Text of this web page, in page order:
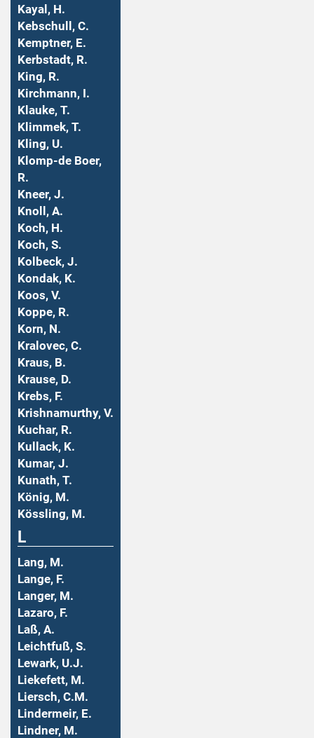
Kayal, H.
Kebschull, C.
Kemptner, E.
Kerbstadt, R.
King, R.
Kirchmann, I.
Klauke, T.
Klimmek, T.
Kling, U.
Klomp-de Boer,
R.
Kneer, J.
Knoll, A.
Koch, H.
Koch, S.
Kolbeck, J.
Kondak, K.
Koos, V.
Koppe, R.
Korn, N.
Kralovec, C.
Kraus, B.
Krause, D.
Krebs, F.
Krishnamurthy, V.
Kuchar, R.
Kullack, K.
Kumar, J.
Kunath, T.
König, M.
Kössling, M.
L
Lang, M.
Lange, F.
Langer, M.
Lazaro, F.
Laß, A.
Leichtfuß, S.
Lewark, U.J.
Liekefett, M.
Liersch, C.M.
Lindermeir, E.
Lindner, M.